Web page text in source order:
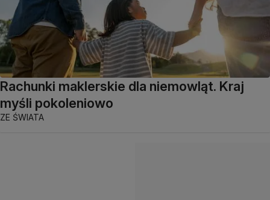
Rachunki maklerskie dla niemowląt. Kraj
myśli pokoleniowo
ZE ŚWIATA